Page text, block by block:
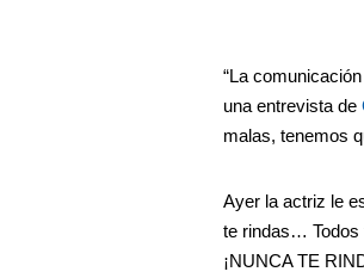
“La
una entrevista de
malas, tenemos
Ayer la actriz le
te rindas… Todos
¡NUNCA TE